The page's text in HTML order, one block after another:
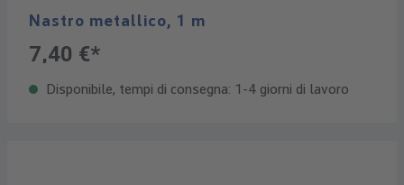
Nastro metallico, 1 m
7,40 €*
Disponibile, tempi di consegna: 1-4 giorni di lavoro